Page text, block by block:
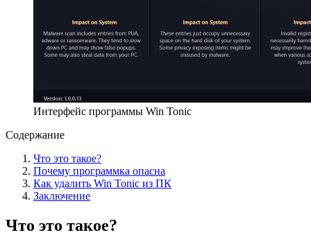
Интерфейс программы Win Tonic
Содержание
Что это такое?
Почему программка опасна
Как удалить Win Tonic из ПК
Заключение
Что это такое?